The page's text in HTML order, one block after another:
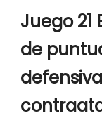
Juego 21
de